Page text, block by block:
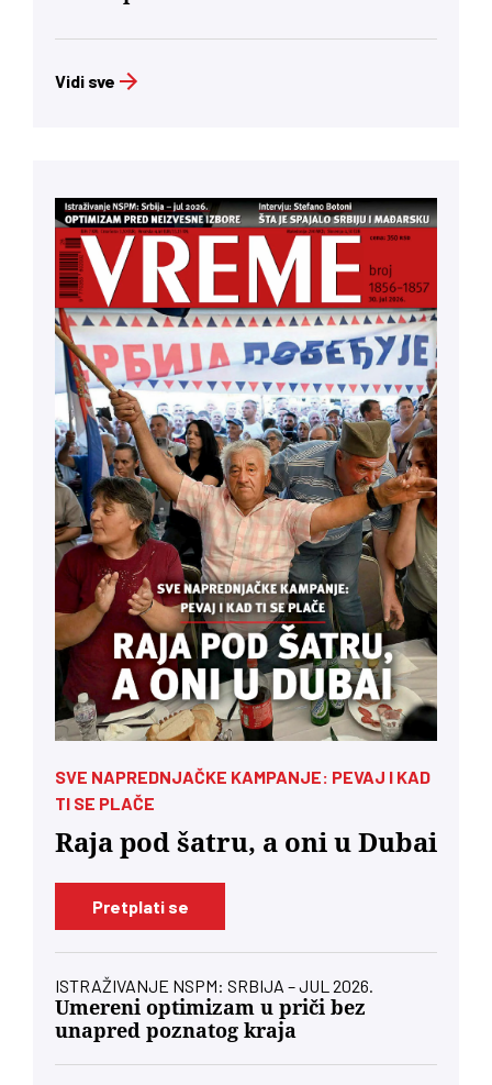
Vidi sve
SVE NAPREDNJAČKE KAMPANJE: PEVAJ I KAD
TI SE PLAČE
Raja pod šatru, a oni u Dubai
Pretplati se
ISTRAŽIVANJE NSPM: SRBIJA – JUL 2026.
Umereni optimizam u priči bez
unapred poznatog kraja